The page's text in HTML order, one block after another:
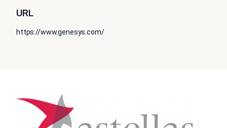
URL
https://www.genesys.com/